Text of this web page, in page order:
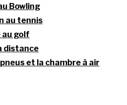
Bowling
au tennis
au golf
distance
et la chambre à air